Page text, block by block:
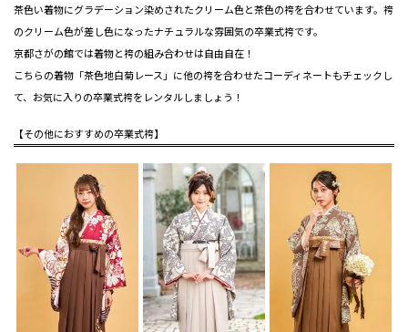
茶色い着物にグラデーション染めされたクリーム色と茶色の袴を合わせています。袴
のクリーム色が差し色になったナチュラルな雰囲気の卒業式袴です。
京都さがの館では着物と袴の組み合わせは自由自在！
こちらの着物「茶色地白菊レース」に他の袴を合わせたコーディネートもチェックし
て、お気に入りの卒業式袴をレンタルしましょう！
【その他におすすめの卒業式袴】